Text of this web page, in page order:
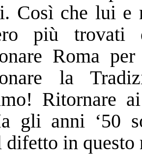
Così che lui
più
Roma
la
Ritornare
gli anni ‘50
in questo